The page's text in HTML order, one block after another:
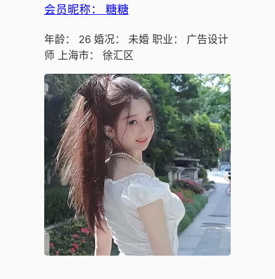
会员昵称： 糖糖
年龄： 26 婚况： 未婚 职业： 广告设计
师 上海市： 徐汇区